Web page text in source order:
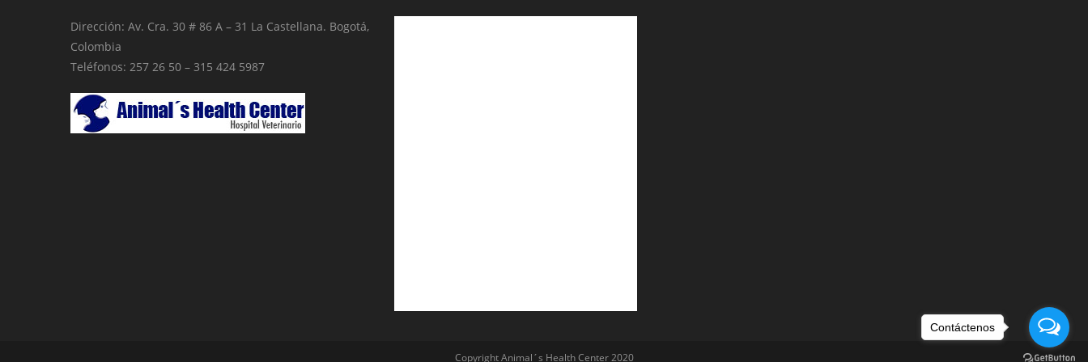
Dirección: Av. Cra. 30 # 86 A – 31 La Castellana. Bogotá,
Colombia
Teléfonos: 257 26 50 – 315 424 5987
Copyright Animal´s Health Center 2020
Contáctenos